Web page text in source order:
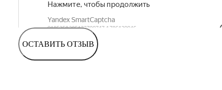
ОСТАВИТЬ ОТЗЫВ